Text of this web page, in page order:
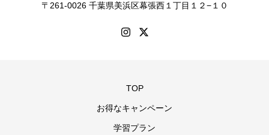
〒261-0026 千葉県美浜区幕張西１丁目１２−１０
TOP
お得なキャンペーン
学習プラン